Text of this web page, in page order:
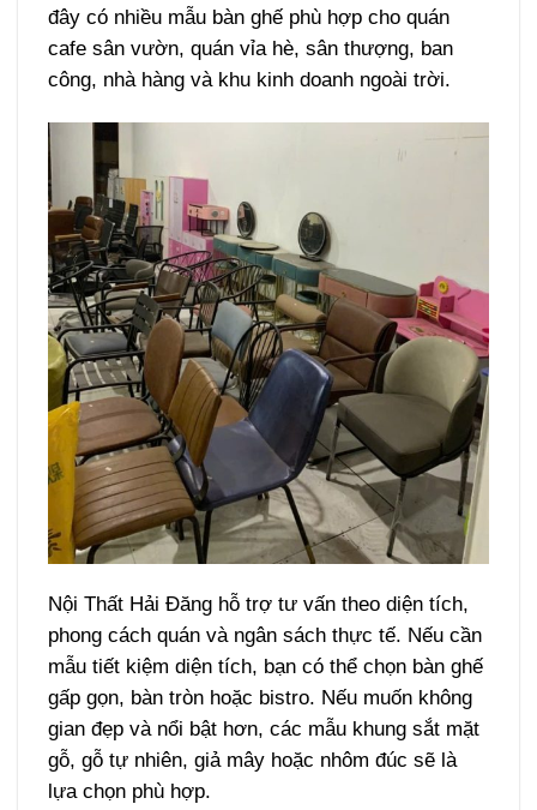
đây có nhiều mẫu bàn ghế phù hợp cho quán
cafe sân vườn, quán vỉa hè, sân thượng, ban
công, nhà hàng và khu kinh doanh ngoài trời.
Nội Thất Hải Đăng hỗ trợ tư vấn theo diện tích,
phong cách quán và ngân sách thực tế. Nếu cần
mẫu tiết kiệm diện tích, bạn có thể chọn bàn ghế
gấp gọn, bàn tròn hoặc bistro. Nếu muốn không
gian đẹp và nổi bật hơn, các mẫu khung sắt mặt
gỗ, gỗ tự nhiên, giả mây hoặc nhôm đúc sẽ là
lựa chọn phù hợp.